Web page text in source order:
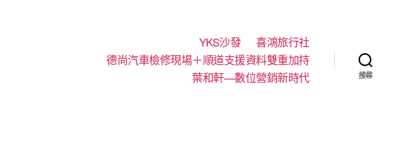
YKS沙發
喜鴻旅行社
德尚汽車檢修現場＋順道支援資料雙重加持
葉和軒—數位營銷新時代
搜尋